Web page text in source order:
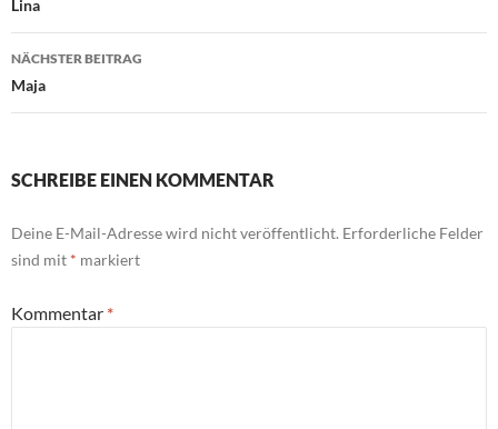
Lina
NÄCHSTER BEITRAG
Maja
SCHREIBE EINEN KOMMENTAR
Deine E-Mail-Adresse wird nicht veröffentlicht. Erforderliche Felder
sind mit * markiert
Kommentar *